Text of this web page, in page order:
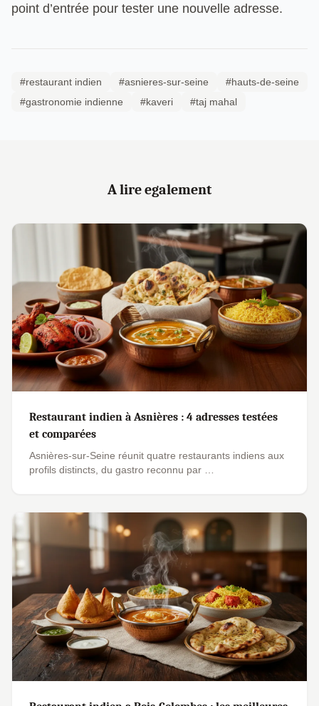
point d’entrée pour tester une nouvelle adresse.
#restaurant indien #asnieres-sur-seine
#hauts-de-seine
#gastronomie indienne
#kaveri #taj mahal
A lire egalement
Restaurant indien à Asnières : 4 adresses testées
et comparées
Asnières-sur-Seine réunit quatre restaurants indiens aux
profils distincts, du gastro reconnu par …